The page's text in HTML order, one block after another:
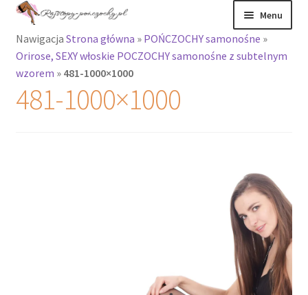
Przejdź
nawigacji
Przejdź
treści
Menu
Rajstopy
Rozwiń
menu
potomne
Nawigacja Strona główna » POŃCZOCHY samonośne »
Orirose, SEXY włoskie POCZOCHY samonośne z subtelnym
wzorem » 481-1000×1000
481-1000×1000